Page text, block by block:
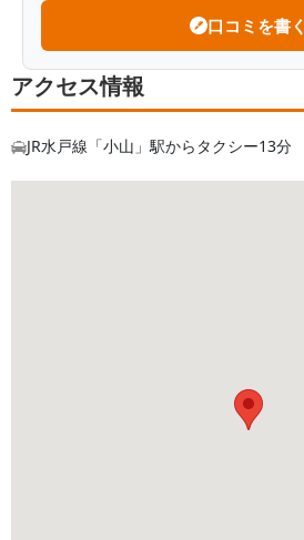
口コミを書く
アクセス情報
JR水戸線「小山」駅からタクシー13分